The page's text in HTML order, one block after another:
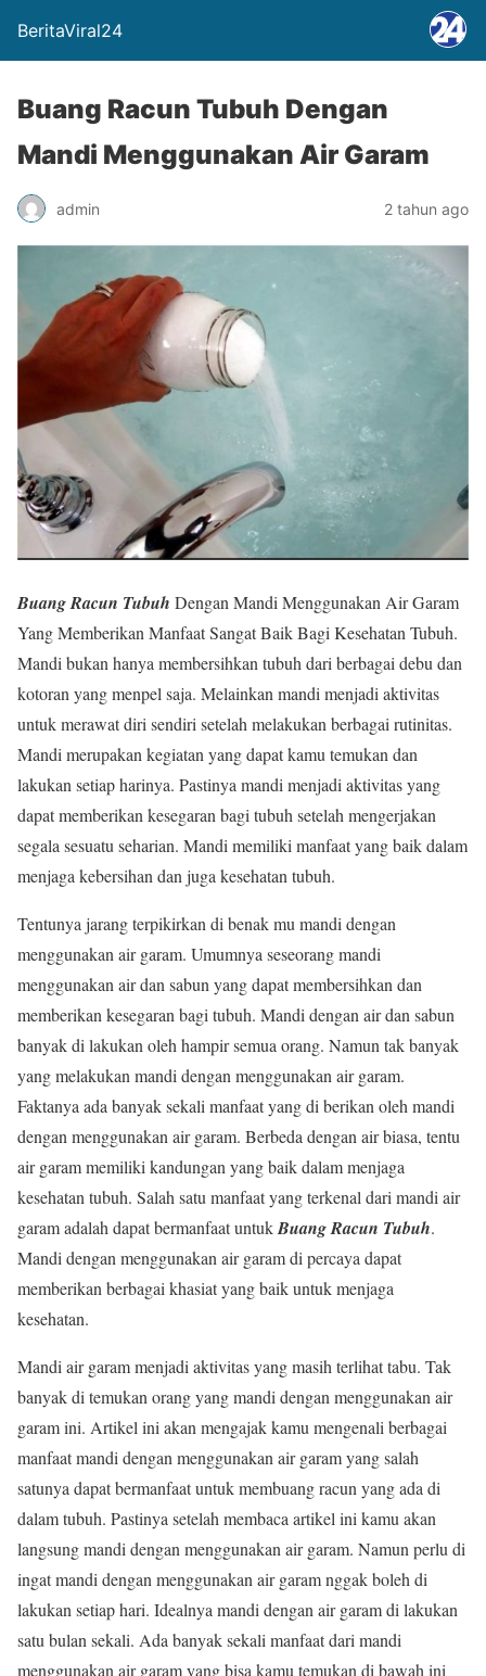
BeritaViral24
Buang Racun Tubuh Dengan
Mandi Menggunakan Air Garam
admin 2 tahun ago
Buang Racun Tubuh Dengan Mandi Menggunakan Air Garam
Yang Memberikan Manfaat Sangat Baik Bagi Kesehatan Tubuh.
Mandi bukan hanya membersihkan tubuh dari berbagai debu dan
kotoran yang menpel saja. Melainkan mandi menjadi aktivitas
untuk merawat diri sendiri setelah melakukan berbagai rutinitas.
Mandi merupakan kegiatan yang dapat kamu temukan dan
lakukan setiap harinya. Pastinya mandi menjadi aktivitas yang
dapat memberikan kesegaran bagi tubuh setelah mengerjakan
segala sesuatu seharian. Mandi memiliki manfaat yang baik dalam
menjaga kebersihan dan juga kesehatan tubuh.
Tentunya jarang terpikirkan di benak mu mandi dengan
menggunakan air garam. Umumnya seseorang mandi
menggunakan air dan sabun yang dapat membersihkan dan
memberikan kesegaran bagi tubuh. Mandi dengan air dan sabun
banyak di lakukan oleh hampir semua orang. Namun tak banyak
yang melakukan mandi dengan menggunakan air garam.
Faktanya ada banyak sekali manfaat yang di berikan oleh mandi
dengan menggunakan air garam. Berbeda dengan air biasa, tentu
air garam memiliki kandungan yang baik dalam menjaga
kesehatan tubuh. Salah satu manfaat yang terkenal dari mandi air
garam adalah dapat bermanfaat untukBuang Racun Tubuh.
Mandi dengan menggunakan air garam di percaya dapat
memberikan berbagai khasiat yang baik untuk menjaga
kesehatan.
Mandi air garam menjadi aktivitas yang masih terlihat tabu. Tak
banyak di temukan orang yang mandi dengan menggunakan air
garam ini. Artikel ini akan mengajak kamu mengenali berbagai
manfaat mandi dengan menggunakan air garam yang salah
satunya dapat bermanfaat untuk membuang racun yang ada di
dalam tubuh. Pastinya setelah membaca artikel ini kamu akan
langsung mandi dengan menggunakan air garam. Namun perlu di
ingat mandi dengan menggunakan air garam nggak boleh di
lakukan setiap hari. Idealnya mandi dengan air garam di lakukan
satu bulan sekali. Ada banyak sekali manfaat dari mandi
menggunakan air garam yang bisa kamu temukan di bawah ini